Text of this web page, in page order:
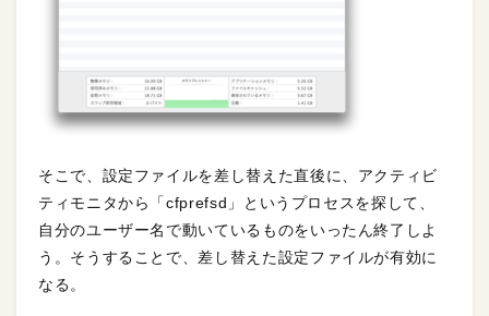
そこで、設定ファイルを差し替えた直後に、アクティビ
ティモニタから「cfprefsd」というプロセスを探して、
自分のユーザー名で動いているものをいったん終了しよ
う。そうすることで、差し替えた設定ファイルが有効に
なる。